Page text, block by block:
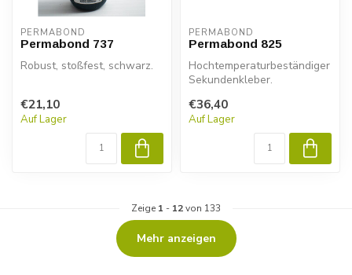
PERMABOND
Permabond 737
Robust, stoßfest, schwarz.
€21,10
Auf Lager
PERMABOND
Permabond 825
Hochtemperaturbeständiger
Sekundenkleber.
€36,40
Auf Lager
Zeige 1 - 12von 133
Mehr anzeigen